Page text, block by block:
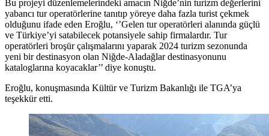
Bu projeyi düzenlemelerindeki amacın Niğde’nin turizm değerlerini
yabancı tur operatörlerine tanıtıp yöreye daha fazla turist çekmek
olduğunu ifade eden Eroğlu, ‘’Gelen tur operatörleri alanında güçlü
ve Türkiye’yi satabilecek potansiyele sahip firmalardır. Tur
operatörleri broşür çalışmalarını yaparak 2024 turizm sezonunda
yeni bir destinasyon olan Niğde-Aladağlar destinasyonunu
kataloglarına koyacaklar’’ diye konuştu.
Eroğlu, konuşmasında Kültür ve Turizm Bakanlığı ile TGA’ya
teşekkür etti.